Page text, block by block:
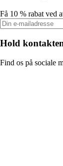
Få 10 % rabat ved
Hold
Find os på sociale